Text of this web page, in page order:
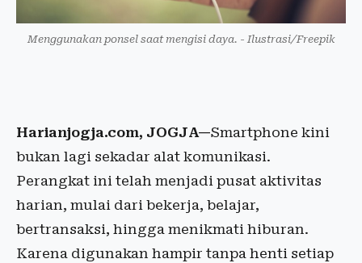
Menggunakan ponsel saat mengisi daya. - Ilustrasi/Freepik
Harianjogja.com, JOGJA—Smartphone kini
bukan lagi sekadar alat komunikasi.
Perangkat ini telah menjadi pusat aktivitas
harian, mulai dari bekerja, belajar,
bertransaksi, hingga menikmati hiburan.
Karena digunakan hampir tanpa henti setiap